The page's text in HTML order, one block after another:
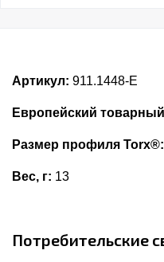
Артикул: 911.1448-E
Европейский
Размер профиля Torx®:
Вес, г: 13
Потребительские